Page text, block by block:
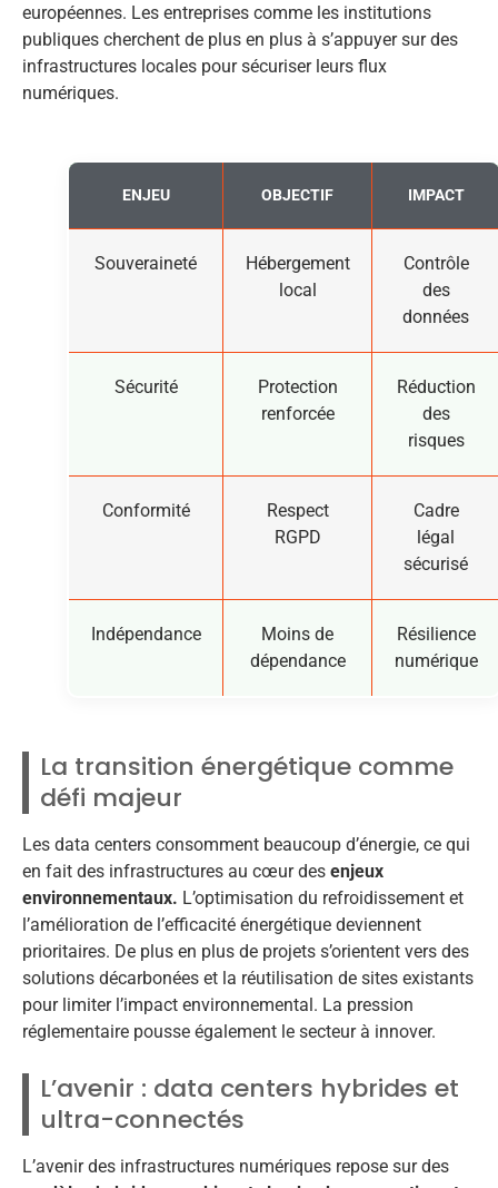
européennes. Les entreprises comme les institutions
publiques cherchent de plus en plus à s’appuyer sur des
infrastructures locales pour sécuriser leurs flux
numériques.
ENJEU OBJECTIF IMPACT
Souveraineté
Hébergement
local
Contrôle
des
données
Sécurité
Protection
renforcée
Réduction
des
risques
Conformité
Respect
RGPD
Cadre
légal
sécurisé
Indépendance
Moins de
dépendance
Résilience
numérique
La transition énergétique comme
défi majeur
Les data centers consomment beaucoup d’énergie, ce qui
en fait des infrastructures au cœur des enjeux
environnementaux. L’optimisation du refroidissement et
l’amélioration de l’efficacité énergétique deviennent
prioritaires. De plus en plus de projets s’orientent vers des
solutions décarbonées et la réutilisation de sites existants
pour limiter l’impact environnemental. La pression
réglementaire pousse également le secteur à innover.
L’avenir : data centers hybrides et
ultra-connectés
L’avenir des infrastructures numériques repose sur des